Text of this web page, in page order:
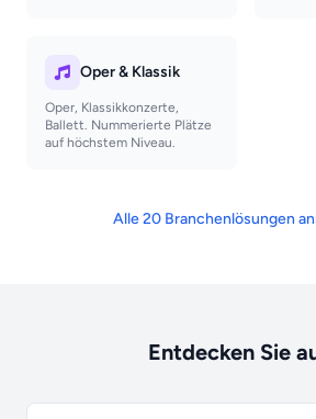
Oper & Klassik
Oper, Klassikkonzerte,
Ballett. Nummerierte Plätze
auf höchstem Niveau.
Alle 20 Branchenlösungen
Entdecken Sie